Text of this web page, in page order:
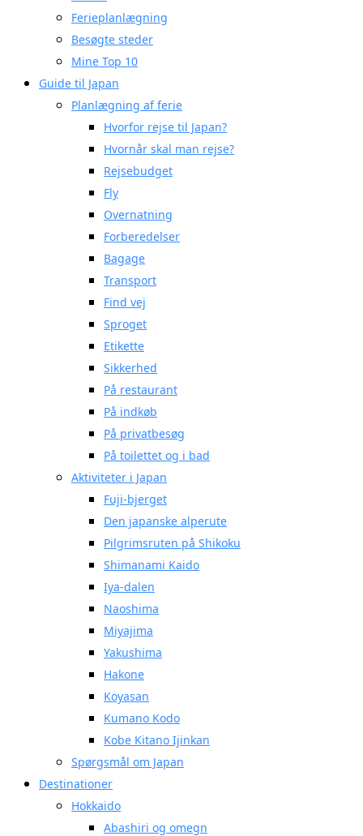
Ferieplanlægning
Besøgte steder
Mine Top 10
Guide til Japan
Planlægning af ferie
Hvorfor rejse til Japan?
Hvornår skal man rejse?
Rejsebudget
Fly
Overnatning
Forberedelser
Bagage
Transport
Find vej
Sproget
Etikette
Sikkerhed
På restaurant
På indkøb
På privatbesøg
På toilettet og i bad
Aktiviteter i Japan
Fuji-bjerget
Den japanske alperute
Pilgrimsruten på Shikoku
Shimanami Kaido
Iya-dalen
Naoshima
Miyajima
Yakushima
Hakone
Koyasan
Kumano Kodo
Kobe Kitano Ijinkan
Spørgsmål om Japan
Destinationer
Hokkaido
Abashiri og omegn